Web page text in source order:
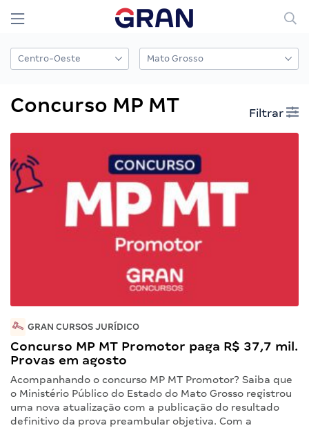
Concurso MP MT Filtrar
GRAN CURSOS JURÍDICO
Concurso MP MT Promotor paga R$ 37,7 mil.
Provas em agosto
Acompanhando o concurso MP MT Promotor? Saiba que
o Ministério Público do Estado do Mato Grosso registrou
uma nova atualização com a publicação do resultado
definitivo da prova preambular objetiva. Com a